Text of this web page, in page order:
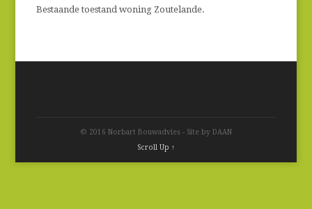
Bestaande toestand woning Zoutelande.
© 2016 Norbart Bouwadvies - Site by DAAN
Scroll Up ↑